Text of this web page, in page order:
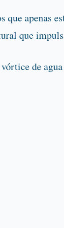
apenas
que
de